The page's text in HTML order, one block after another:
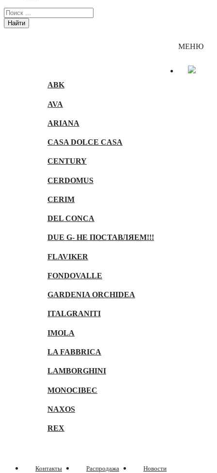
Найти
ABK
AVA
ARIANA
CASA DOLCE CASA
CENTURY
CERDOMUS
CERIM
DEL CONCA
DUE G- НЕ ПОСТАВЛЯЕМ!!!
FLAVIKER
FONDOVALLE
GARDENIA ORCHIDEA
ITALGRANITI
IMOLA
LA FABBRICA
LAMBORGHINI
MONOCIBEC
NAXOS
REX
Контакты Распродажа
Новости
МЕНЮ